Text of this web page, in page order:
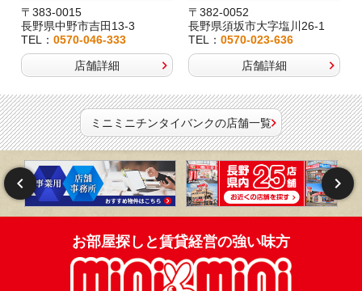
〒383-0015
長野県中野市吉田13-3
TEL： 0570-046-333
店舗詳細
〒382-0052
長野県須坂市大字塩川26-1
TEL：0570-023-636
店舗詳細
ミニミニチンタイバンクの店舗一覧
お部屋探しと賃貸経営の強い味方